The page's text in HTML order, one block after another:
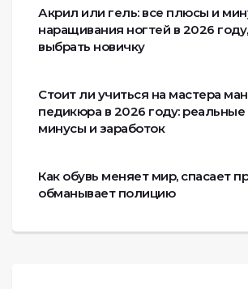
Акрил или гель: все плюсы и
наращивания ногтей в 2026
выбрать новичку
Стоит ли учиться на мастера
педикюра в 2026 году:
минусы и заработок
Как обувь меняет мир, спасает
обманывает полицию